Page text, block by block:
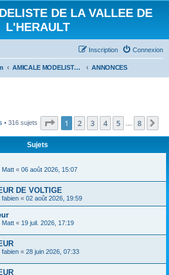
DE LA VALLEE DE
L'HERAULT
Connexion
Inscription
AMICALE MODELISTE DE LA VALLEE DE L'HERAULT ANNONCES
• 316 sujets Page 1sur8
1 2 3 4 5 8
Sujets
Matt « 06 août 2026, 15:07
DE VOLTIGE
fabien « 02 août 2026, 19:59
Matt « 19 juil. 2026, 17:19
fabien « 28 juin 2026, 07:33